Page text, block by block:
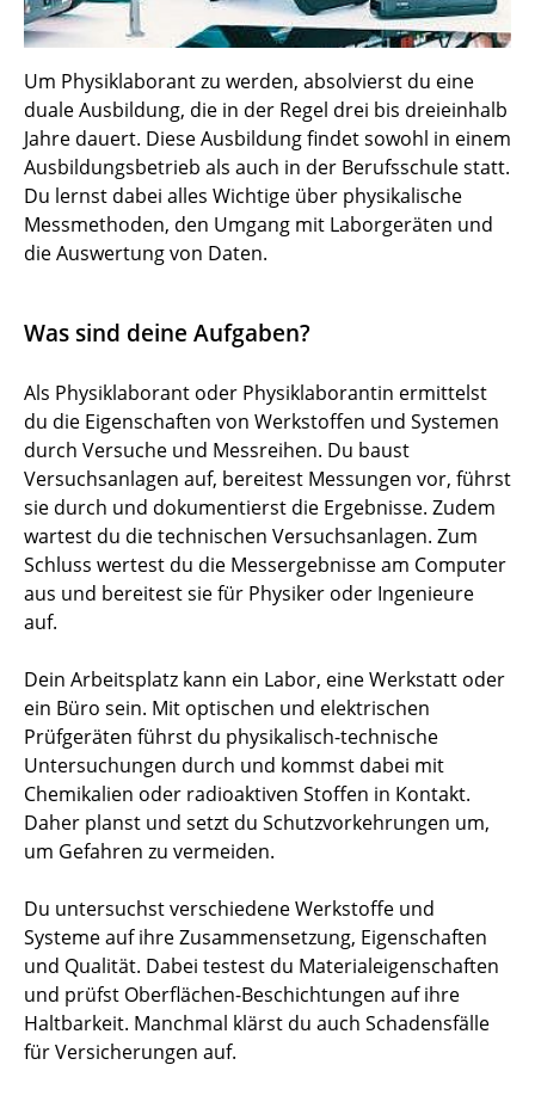
Um Physiklaborant zu werden, absolvierst du eine
duale Ausbildung, die in der Regel drei bis dreieinhalb
Jahre dauert. Diese Ausbildung findet sowohl in einem
Ausbildungsbetrieb als auch in der Berufsschule statt.
Du lernst dabei alles Wichtige über physikalische
Messmethoden, den Umgang mit Laborgeräten und
die Auswertung von Daten.
Was sind deine Aufgaben?
Als Physiklaborant oder Physiklaborantin ermittelst
du die Eigenschaften von Werkstoffen und Systemen
durch Versuche und Messreihen. Du baust
Versuchsanlagen auf, bereitest Messungen vor, führst
sie durch und dokumentierst die Ergebnisse. Zudem
wartest du die technischen Versuchsanlagen. Zum
Schluss wertest du die Messergebnisse am Computer
aus und bereitest sie für Physiker oder Ingenieure
auf.
Dein Arbeitsplatz kann ein Labor, eine Werkstatt oder
ein Büro sein. Mit optischen und elektrischen
Prüfgeräten führst du physikalisch-technische
Untersuchungen durch und kommst dabei mit
Chemikalien oder radioaktiven Stoffen in Kontakt.
Daher planst und setzt du Schutzvorkehrungen um,
um Gefahren zu vermeiden.
Du untersuchst verschiedene Werkstoffe und
Systeme auf ihre Zusammensetzung, Eigenschaften
und Qualität. Dabei testest du Materialeigenschaften
und prüfst Oberflächen-Beschichtungen auf ihre
Haltbarkeit. Manchmal klärst du auch Schadensfälle
für Versicherungen auf.